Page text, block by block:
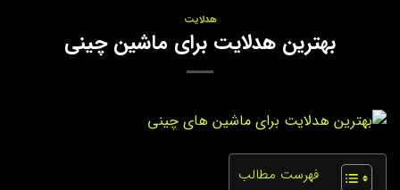
هدلایت
بهترین هدلایت برای ماشین چینی
فهرست مطالب